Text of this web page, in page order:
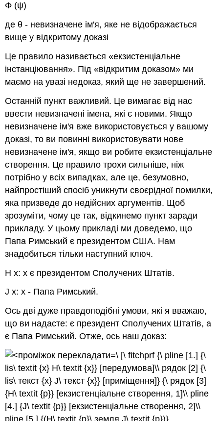
Φ (ψ)
де θ- невизначене ім'я, яке не відображається
вище у відкритому доказі
Це правило називається «екзистенціальне
інстанціювання». Під «відкритим доказом» ми
маємо на увазі недоказ, який ще не завершений.
Останній пункт важливий. Це вимагає від нас
ввести невизначені імена, які є новими. Якщо
невизначене ім'я вже використовується у вашому
доказі, то ви повинні використовувати нове
невизначене ім'я, якщо ви робите екзистенціальне
створення. Це правило трохи сильніше, ніж
потрібно у всіх випадках, але це, безумовно,
найпростіший спосіб уникнути своєрідної помилки,
яка призведе до недійсних аргументів. Щоб
зрозуміти, чому це так, відкинемо пункт заради
прикладу. У цьому прикладі ми доведемо, що
Папа Римський є президентом США. Нам
знадобиться тільки наступний ключ.
Н х: х є президентом Сполучених Штатів.
J х: х - Папа Римський.
Ось дві дуже правдоподібні умови, які я вважаю,
що ви надасте: є президент Сполучених Штатів, а
є Папа Римський. Отже, ось наш доказ:
\ [\ fitchprf {\ pline [1.] {\
lis\ textit {x} H\ textit {x}} [передумова]\\ рядок [2] {\
lis\ текст {x} J\ текст {x}} [приміщення]} {\ рядок [3]
{H\ textit {p}} [екзистенціальне створення, 1]\\ pline
[4.] {J\ textit {p}} [екзистенціальне створення, 2]\\
pline [5.] {(H\ textit {p}\ земля J\ textit {p})}